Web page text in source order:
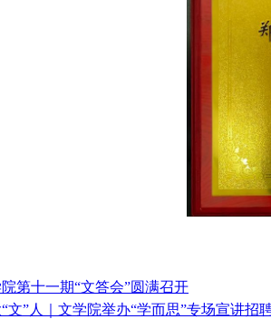
第十一期“文答会”圆满召开
文”人｜文学院举办“学而思”专场宣讲招